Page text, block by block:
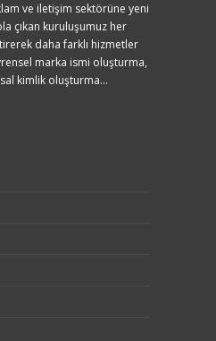
ve iletişim sektörüne yeni
çıkan kuruluşumuz her
daha farklı hizmetler
marka ismi oluşturma,
kimlik oluşturma...